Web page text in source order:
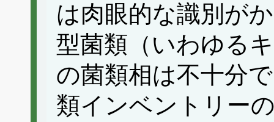
は肉眼的な識別が
型菌類（いわゆる
の菌類相は不十分
類インベントリー